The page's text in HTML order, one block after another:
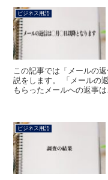
ビジネス用語
この記事では「メールの
説をします。 「メールの
もらったメールへの返事
ビジネス用語